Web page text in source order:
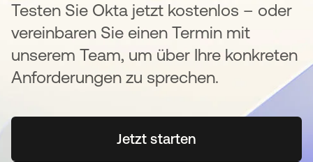
Testen Sie Okta jetzt kostenlos – oder
vereinbaren Sie einen Termin mit
unserem Team, um über Ihre konkreten
Anforderungen zu sprechen.
Jetzt startenwird in einer neuen